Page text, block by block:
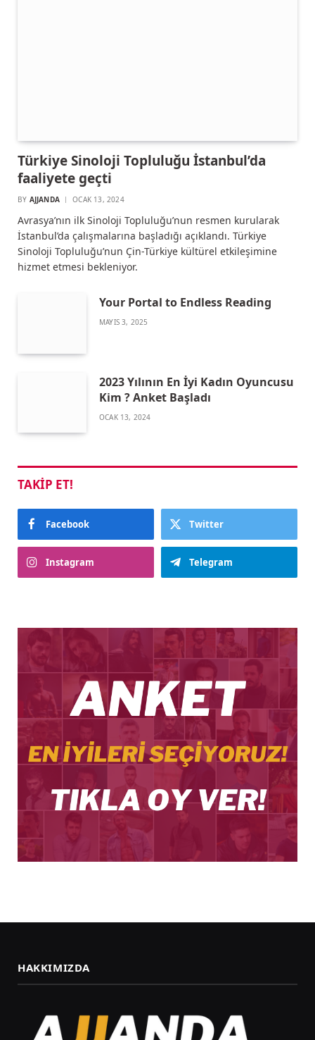
Türkiye Sinoloji Topluluğu İstanbul’da
faaliyete geçti
BY AJJANDA OCAK 13, 2024
Avrasya’nın ilk Sinoloji Topluluğu’nun resmen kurularak
İstanbul’da çalışmalarına başladığı açıklandı. Türkiye
Sinoloji Topluluğu’nun Çin-Türkiye kültürel etkileşimine
hizmet etmesi bekleniyor.
Your Portal to Endless Reading
MAYIS 3, 2025
2023 Yılının En İyi Kadın Oyuncusu
Kim ? Anket Başladı
OCAK 13, 2024
TAKIP ET!
Facebook Twitter
Instagram Telegram
HAKKIMIZDA